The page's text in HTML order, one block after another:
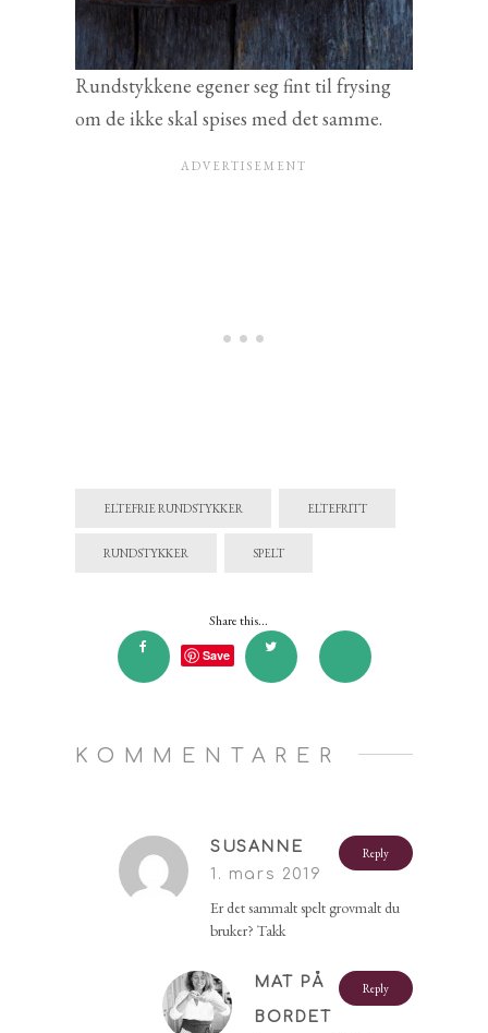
Rundstykkene egener seg fint til frysing
om de ikke skal spises med det samme.
ELTEFRIE RUNDSTYKKER ELTEFRITT
RUNDSTYKKER SPELT
Share this...
Save
KOMMENTARER
Reply
SUSANNE
1. mars 2019
Er det sammalt spelt grovmalt du
bruker? Takk
Reply
MAT PÅ
BORDET